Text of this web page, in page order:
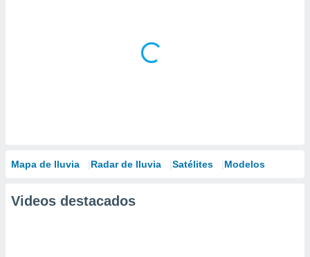
Mapa de lluvia Radar de lluvia Satélites Modelos
Videos destacados